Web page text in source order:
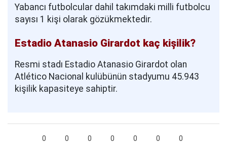
Yabancı futbolcular dahil takımdaki milli futbolcu
sayısı 1 kişi olarak gözükmektedir.
Estadio Atanasio Girardot kaç kişilik?
Resmi stadı Estadio Atanasio Girardot olan
Atlético Nacional kulübünün stadyumu 45.943
kişilik kapasiteye sahiptir.
0 0 0 0 0 0 0